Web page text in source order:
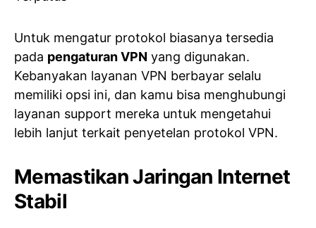
Untuk mengatur protokol biasanya tersedia
pada pengaturan VPN yang digunakan.
Kebanyakan layanan VPN berbayar selalu
memiliki opsi ini, dan kamu bisa menghubungi
layanan support mereka untuk mengetahui
lebih lanjut terkait penyetelan protokol VPN.
Memastikan Jaringan Internet
Stabil